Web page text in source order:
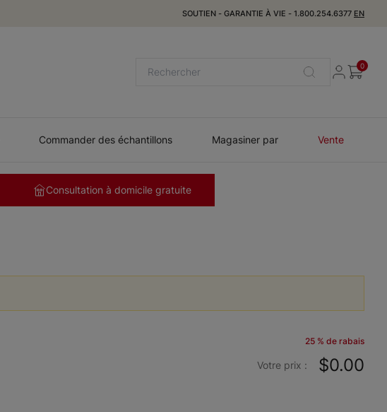
SOUTIEN - GARANTIE À VIE - 1.800.254.6377 EN
0
Commander des échantillons Magasiner par Vente
Consultation à domicile gratuite
25 % de rabais
Votre prix : $0.00